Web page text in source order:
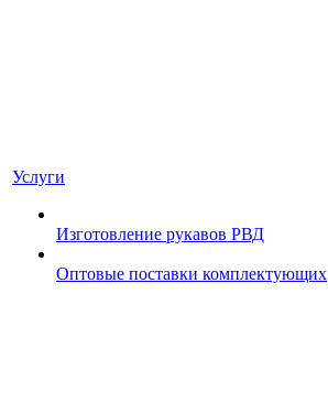
Услуги
Изготовление рукавов РВД
Оптовые поставки комплектующих